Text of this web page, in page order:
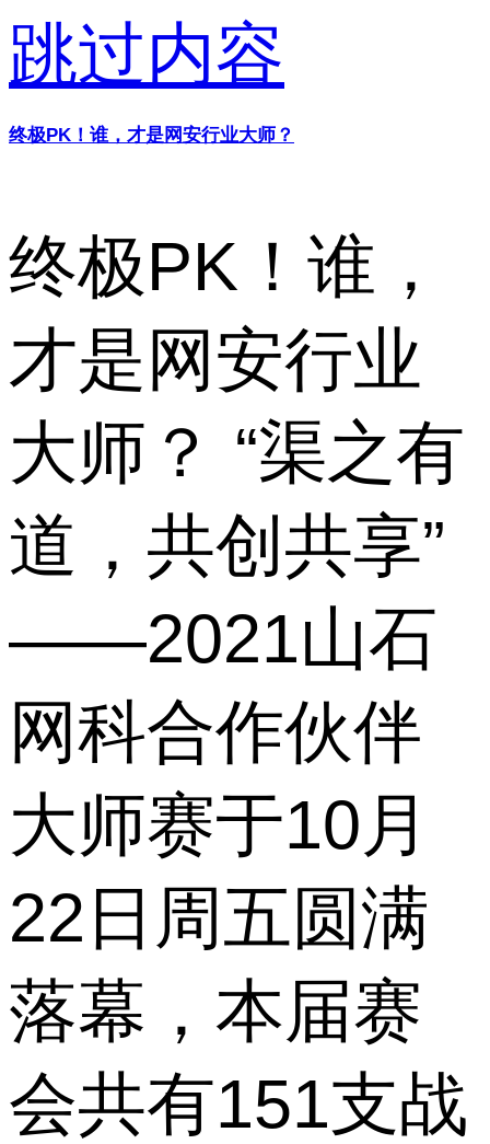
跳过内容
终极PK！谁，才是网安行业大师？
终极PK！谁，
才是网安行业
大师？ “渠之有
道，共创共享”
——2021山石
网科合作伙伴
大师赛于10月
22日周五圆满
落幕，本届赛
会共有151支战